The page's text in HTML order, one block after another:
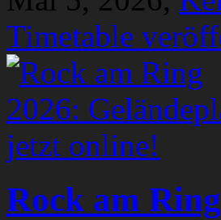
Timetable
Rock am